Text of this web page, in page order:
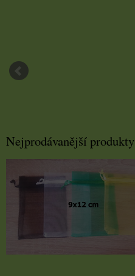
Nejprodávanější produkty